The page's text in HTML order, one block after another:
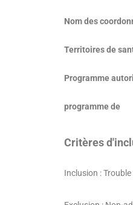
Nom des
Territoires de
Programme
programme de
Critères
Inclusion :